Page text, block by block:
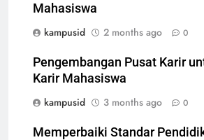
Mahasiswa
kampusid
2 months ago 0
Pengembangan Pusat Karir
Karir Mahasiswa
kampusid
3 months ago 0
Memperbaiki Standar